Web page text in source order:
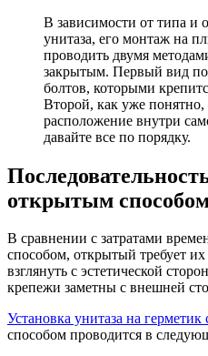
В зависимости от типа и
унитаза, его монтаж на
проводить двумя
закрытым. Первый вид
болтов, которыми
Второй, как уже понятно,
расположение внутри
давайте все по порядку.
открытым
В сравнении с затратами
способом, открытый требует
взглянуть с эстетической
крепежи заметны с внешней
Установка унитаза на
способом проводится в